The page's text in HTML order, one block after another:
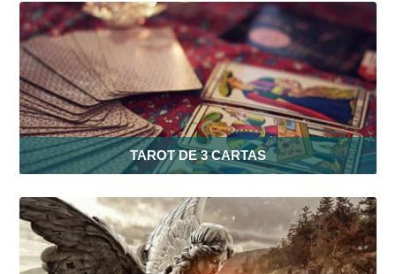
TAROT DE 3 CARTAS